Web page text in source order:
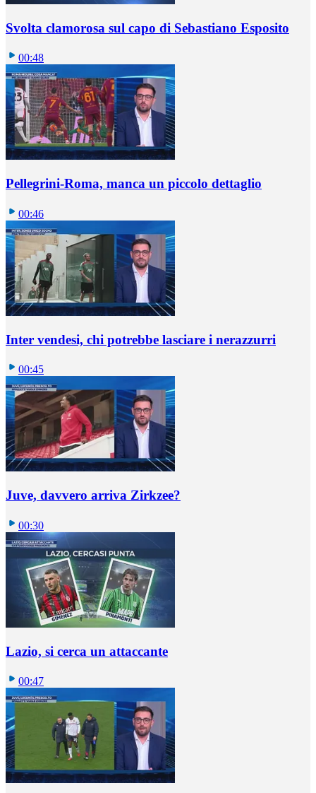
Svolta clamorosa sul capo di Sebastiano Esposito
00:48
Pellegrini-Roma, manca un piccolo dettaglio
00:46
Inter vendesi, chi potrebbe lasciare i nerazzurri
00:45
Juve, davvero arriva Zirkzee?
00:30
Lazio, si cerca un attaccante
00:47